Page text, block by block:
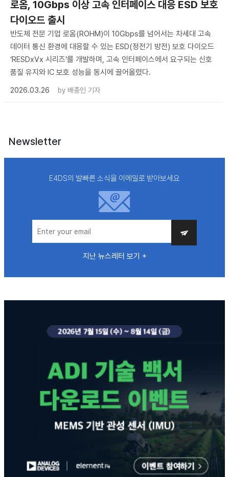
로옴, 10Gbps 이상 고속 인터페이스 대응 ESD 보호
다이오드 출시
반도체 전문 기업 로옴(ROHM)이 10Gbps를 넘어서는 차세대 고속
데이터 통신 환경에 대응할 수 있는 ESD(정전기 방전) 보호 다이오드
‘RESDxVx 시리즈’를 개발하며, 고속 인터페이스에서 요구되는 신호
품질 유지와 IC 보호 성능을 동시에 끌어올렸다.
2026.03.26
by 배종인 기자
Newsletter
E4DS의 발빠른 소식을 이메일로 받아보세요
지난 뉴스레터 보기 +